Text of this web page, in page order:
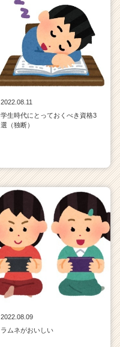
2022.08.11
学生時代にとっておくべき資格3
選（独断）
2022.08.09
ラムネがおいしい